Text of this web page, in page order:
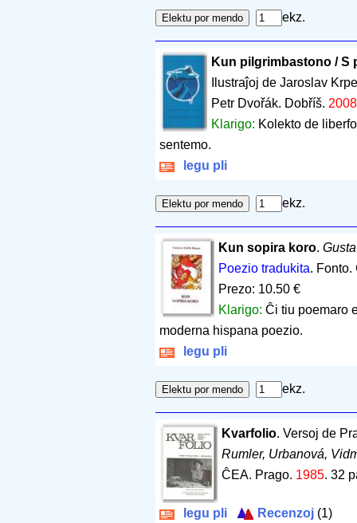
ekz.
Kun pilgrimbastono / S
Ilustraĵoj de Jaroslav
Petr Dvořák. Dobříš. 2008
Klarigo: Kolekto de
sentemo.
legu pli
ekz.
Kun sopira koro.
Poezio tradukita.
Prezo: 10.50 €
Klarigo:Ĉi tiu poemaro
moderna hispana poezio.
legu pli
ekz.
Kvarfolio. Versoj de
Rumler, Urbanová,
ĈEA. Prago. 1985. 32
legu pli Recenzoj (1)